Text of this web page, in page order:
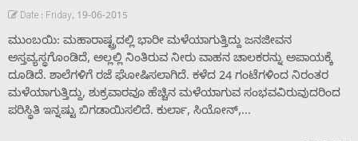
Date : Friday, 19-06-2015
ಮುಂಬಯಿ: ಮಹಾರಾಷ್ಟ್ರದಲ್ಲಿ ಭಾರೀ ಮಳೆಯಾಗುತ್ತಿದ್ದು ಜನಜೀವನ
ಅಸ್ತವ್ಯಸ್ಥಗೊಂಡಿದೆ, ಅಲ್ಲಲ್ಲಿ ನಿಂತಿರುವ ನೀರು ವಾಹನ ಚಾಲಕರನ್ನು ಅಪಾಯಕ್ಕೆ
ದೂಡಿದೆ. ಶಾಲೆಗಳಿಗೆ ರಜೆ ಘೋಷಿಸಲಾಗಿದೆ. ಕಳೆದ 24 ಗಂಟೆಗಳಿಂದ ನಿರಂತರ
ಮಳೆಯಾಗುತ್ತಿದ್ದು, ಶುಕ್ರವಾರವೂ ಹೆಚ್ಚಿನ ಮಳೆಯಾಗುವ ಸಂಭವವಿರುವುದರಿಂದ
ಪರಿಸ್ಥಿತಿ ಇನ್ನಷ್ಟು ಬಿಗಡಾಯಿಸಲಿದೆ. ಕುರ್ಲಾ, ಸಿಯೋನ್,...